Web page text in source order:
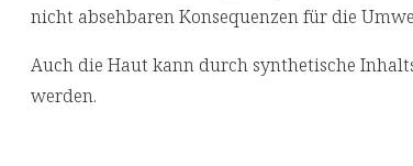
nicht absehbaren Konsequenzen für die
Auch die Haut kann durch synthetische
werden.